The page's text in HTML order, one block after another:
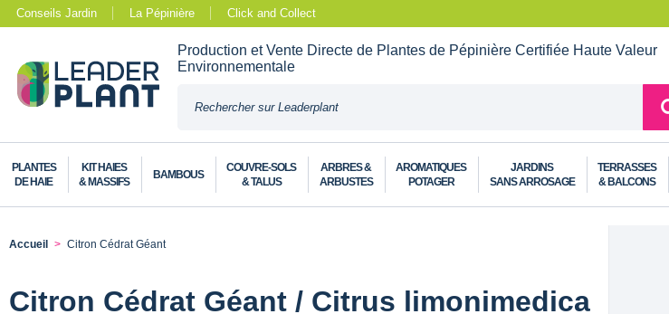
Conseils Jardin La Pépinière Click and Collect
Production et Vente Directe de Plantes de Pépinière Certifiée Haute Valeur
Environnementale
PLANTES
DE HAIE
KIT HAIES
& MASSIFS
BAMBOUS
COUVRE-SOLS
& TALUS
ARBRES &
ARBUSTES
AROMATIQUES
POTAGER
JARDINS
SANS ARROSAGE
TERRASSES
& BALCONS
Accueil Citron Cédrat Géant
Citron Cédrat Géant / Citrus limonimedica